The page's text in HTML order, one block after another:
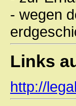
- wegen
Links
http://